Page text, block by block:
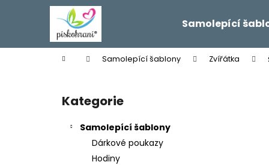
Samolepící
Domů Samolepící šablony Zvířátka
Přeskočit
kategorie
Kategorie
Samolepící šablony
Dárkové poukazy
Hodiny
í
Zpět
do
Zpět
do